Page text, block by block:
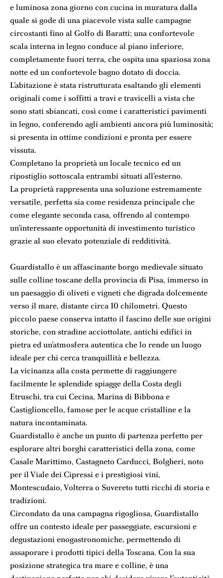
e luminosa zona giorno con cucina in muratura dalla
quale si gode di una piacevole vista sulle campagne
circostanti fino al Golfo di Baratti; una confortevole
scala interna in legno conduce al piano inferiore,
completamente fuori terra, che ospita una spaziosa zona
notte ed un confortevole bagno dotato di doccia.
L’abitazione è stata ristrutturata esaltando gli elementi
originali come i soffitti a travi e travicelli a vista che
sono stati sbiancati, così come i caratteristici pavimenti
in legno, conferendo agli ambienti ancora più luminosità;
si presenta in ottime condizioni e pronta per essere
vissuta.
Completano la proprietà un locale tecnico ed un
ripostiglio sottoscala entrambi situati all’esterno.
La proprietà rappresenta una soluzione estremamente
versatile, perfetta sia come residenza principale che
come elegante seconda casa, offrendo al contempo
un’interessante opportunità di investimento turistico
grazie al suo elevato potenziale di redditività.
Guardistallo è un affascinante borgo medievale situato
sulle colline toscane della provincia di Pisa, immerso in
un paesaggio di oliveti e vigneti che digrada dolcemente
verso il mare, distante circa 10 chilometri. Questo
piccolo paese conserva intatto il fascino delle sue origini
storiche, con stradine acciottolate, antichi edifici in
pietra ed un’atmosfera autentica che lo rende un luogo
ideale per chi cerca tranquillità e bellezza.
La vicinanza alla costa permette di raggiungere
facilmente le splendide spiagge della Costa degli
Etruschi, tra cui Cecina, Marina di Bibbona e
Castiglioncello, famose per le acque cristalline e la
natura incontaminata.
Guardistallo è anche un punto di partenza perfetto per
esplorare altri borghi caratteristici della zona, come
Casale Marittimo, Castagneto Carducci, Bolgheri, noto
per il Viale dei Cipressi e i prestigiosi vini,
Montescudaio, Volterra o Suvereto tutti ricchi di storia e
tradizioni.
Circondato da una campagna rigogliosa, Guardistallo
offre un contesto ideale per passeggiate, escursioni e
degustazioni enogastronomiche, permettendo di
assaporare i prodotti tipici della Toscana. Con la sua
posizione strategica tra mare e colline, è una